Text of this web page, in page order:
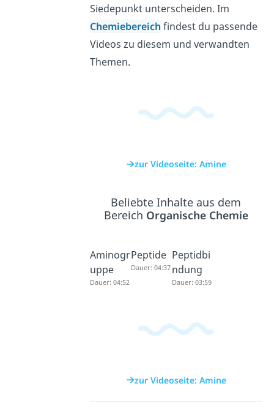
Siedepunkt unterscheiden. Im
Chemiebereich findest du passende
Videos zu diesem und verwandten
Themen.
zur Videoseite: Amine
Beliebte Inhalte aus dem
Bereich Organische Chemie
Aminogr
uppe
Dauer: 04:52
Peptide
Dauer: 04:37
Peptidbi
ndung
Dauer: 03:59
zur Videoseite: Amine